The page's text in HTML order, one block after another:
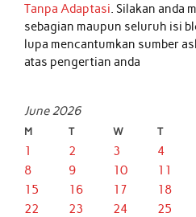
Tanpa Adaptasi. Silakan anda
sebagian maupun seluruh isi
lupa mencantumkan sumber
atas pengertian anda
June 2026
M T W T
1 2 3 4
8
9 10 11
15
16 17 18
22
23 24 25